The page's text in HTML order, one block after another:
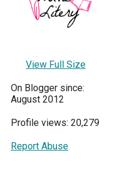
View Full Size
On Blogger since:
August 2012
Profile views: 20,279
Report Abuse